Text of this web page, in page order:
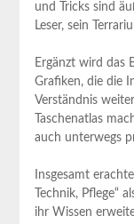
und‍ Tricks ⁢sind
Leser, sein
Ergänzt wird das
Grafiken, die⁢ die
Verständnis
Taschenatlas
auch unterwegs
Insgesamt
Technik, Pflege“⁤
ihr Wissen‍